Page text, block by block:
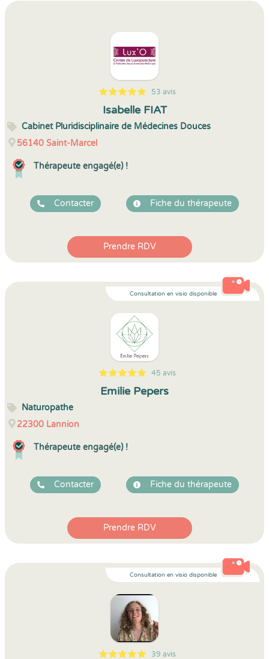
5
1
5
53 53 avis
Isabelle FIAT
Cabinet Pluridisciplinaire de Médecines Douces
56140 Saint-Marcel
Thérapeute engagé(e) !
Contacter Fiche du thérapeute
Prendre RDV
Consultation en visio disponible
5
1
5
45 45 avis
Emilie Pepers
Naturopathe
22300 Lannion
Thérapeute engagé(e) !
Contacter Fiche du thérapeute
Prendre RDV
Consultation en visio disponible
39 avis